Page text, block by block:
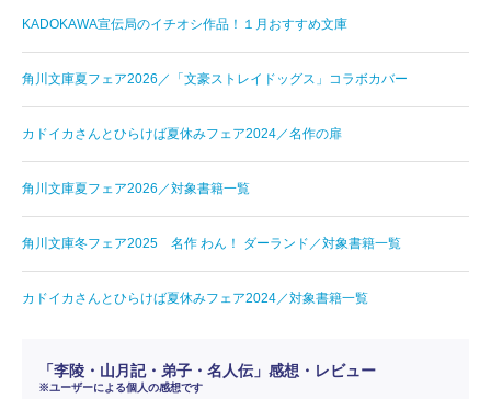
KADOKAWA宣伝局のイチオシ作品！１月おすすめ文庫
角川文庫夏フェア2026／「文豪ストレイドッグス」コラボカバー
カドイカさんとひらけば夏休みフェア2024／名作の扉
角川文庫夏フェア2026／対象書籍一覧
角川文庫冬フェア2025 名作 わん！ ダーランド／対象書籍一覧
カドイカさんとひらけば夏休みフェア2024／対象書籍一覧
「李陵・山月記・弟子・名人伝」感想・レビュー
※ユーザーによる個人の感想です